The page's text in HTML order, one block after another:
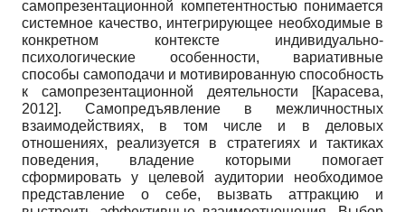
самопрезентационной компетентностью понимается
системное качество, интегрирующее необходимые в
конкретном контексте индивидуально-
психологические особенности, вариативные
способы самоподачи и мотивированную способность
к самопрезентационной деятельности
[Карасева,
2012]. Самопредъявление в межличностных
взаимодействиях, в том числе и в деловых
отношениях, реализуется в стратегиях и тактиках
поведения, владение которыми помогает
сформировать у целевой аудитории необходимое
представление о себе, вызвать аттракцию и